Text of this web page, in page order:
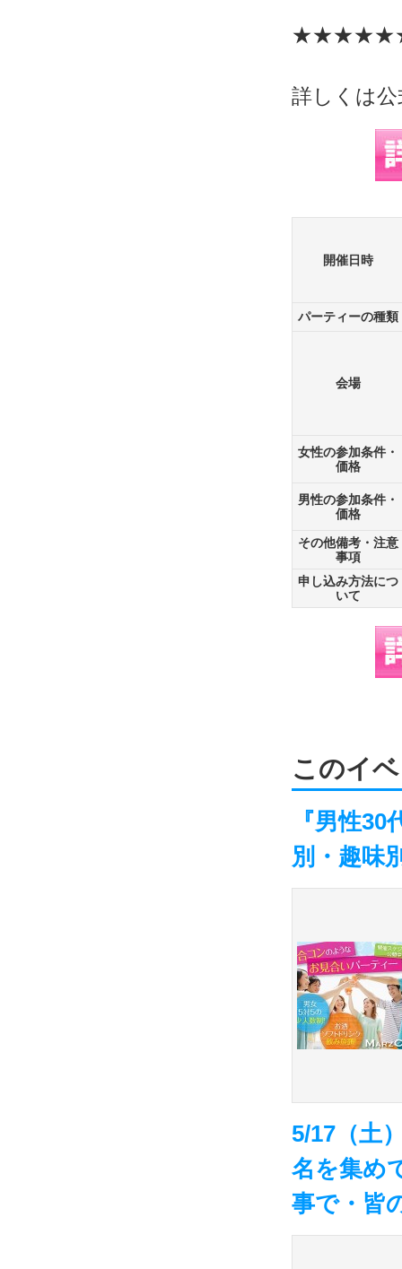
詳しくは
開催日時
パーティーの種類
会場
女性の参加条件・
価格
男性の参加条件・
価格
その他備考・注意
事項
申し込み方法につ
いて
このイ
『男性
別・趣味
5/17（土
名を集め
事で・皆